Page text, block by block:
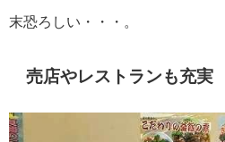
末恐ろしい・・・。
売店やレストランも充実